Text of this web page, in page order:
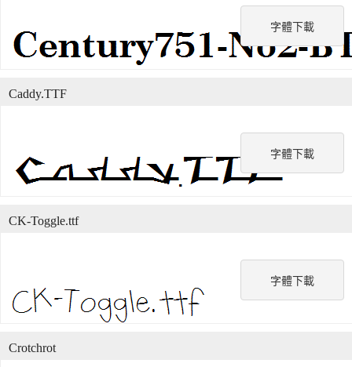
字體下載
字體下載
Caddy.TTF
字體下載
CK-Toggle.ttf
Crotchrot